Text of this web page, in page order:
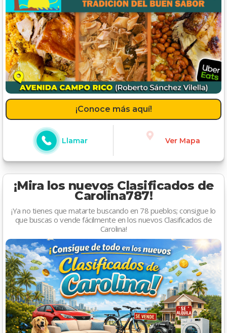
¡Conoce más aquí!
Llamar Ver Mapa
¡Mira los nuevos Clasificados de
Carolina787!
¡Ya no tienes que matarte buscando en 78 pueblos; consigue lo
que buscas o vende fácilmente en los nuevos Clasificados de
Carolina!